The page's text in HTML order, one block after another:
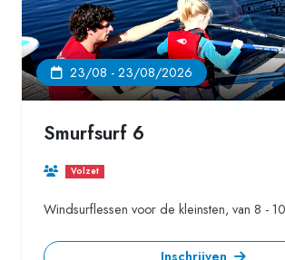
23/08 - 23/08/2026
Smurfsurf 6
Volzet
Windsurflessen voor de kleinsten, van 8 -